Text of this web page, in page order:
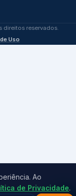
direitos reservados.
Uso
Ao
de Privacidade.